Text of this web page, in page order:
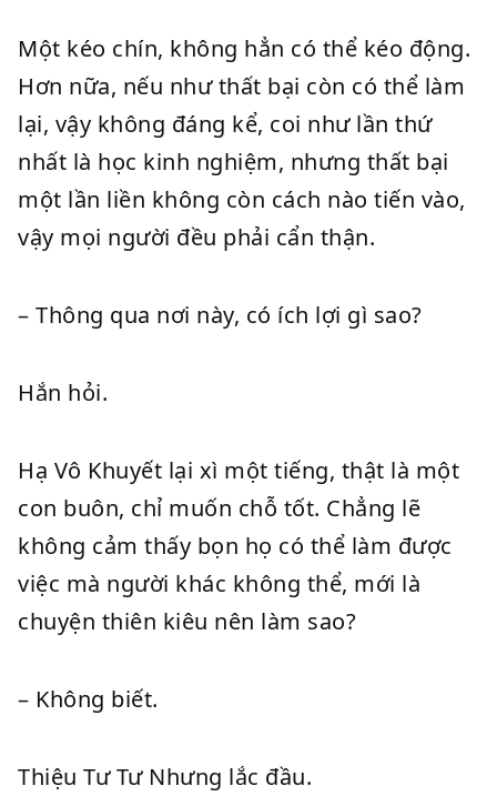
Một kéo chín, không hẳn có thể kéo động.
Hơn nữa, nếu như thất bại còn có thể làm
lại, vậy không đáng kể, coi như lần thứ
nhất là học kinh nghiệm, nhưng thất bại
một lần liền không còn cách nào tiến vào,
vậy mọi người đều phải cẩn thận.
– Thông qua nơi này, có ích lợi gì sao?
Hắn hỏi.
Hạ Vô Khuyết lại xì một tiếng, thật là một
con buôn, chỉ muốn chỗ tốt. Chẳng lẽ
không cảm thấy bọn họ có thể làm được
việc mà người khác không thể, mới là
chuyện thiên kiêu nên làm sao?
– Không biết.
Thiệu Tư Tư Nhưng lắc đầu.